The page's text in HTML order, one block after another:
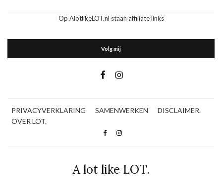
Op AlotlikeLOT.nl staan affiliate links
Volg mij
PRIVACYVERKLARING SAMENWERKEN
DISCLAIMER.
OVER LOT.
A lot like LOT.